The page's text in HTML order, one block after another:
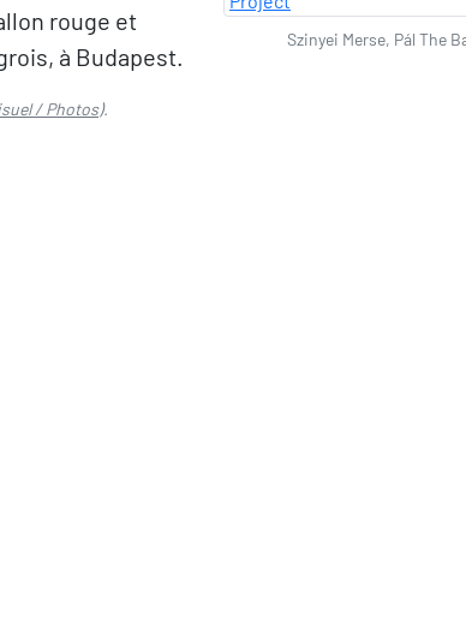
rouge et
à Budapest.
/ Photos).
Szinyei Merse, Pál The